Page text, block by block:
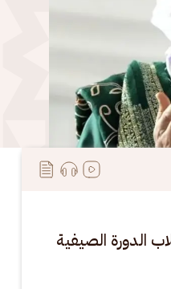
الدورة الصيفية